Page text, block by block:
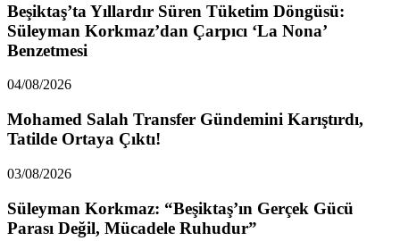
Beşiktaş’ta Yıllardır Süren Tüketim Döngüsü:
Süleyman Korkmaz’dan Çarpıcı ‘La Nona’
Benzetmesi
04/08/2026
Mohamed Salah Transfer Gündemini Karıştırdı,
Tatilde Ortaya Çıktı!
03/08/2026
Süleyman Korkmaz: “Beşiktaş’ın Gerçek Gücü
Parası Değil, Mücadele Ruhudur”